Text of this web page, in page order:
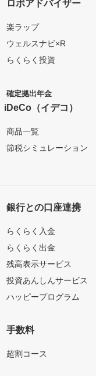
ロボアドバイザー
楽ラップ
ウェルスナビ×R
らくらく投資
確定拠出年金
iDeCo（イデコ）
商品一覧
節税シミュレーション
銀行との口座連携
らくらく入金
らくらく出金
残高表示サービス
投資あんしんサービス
ハッピープログラム
手数料
超割コース